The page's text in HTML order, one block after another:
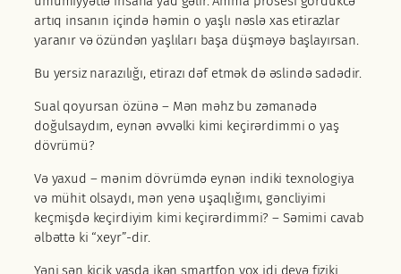
artıq insanın içində həmin o yaşlı nəslə xas etirazlar
yaranır və özündən yaşlıları başa düşməyə başlayırsan.
Bu yersiz narazılığı, etirazı dəf etmək də əslində sadədir.
Sual qoyursan özünə – Mən məhz bu zəmanədə
doğulsaydım, eynən əvvəlki kimi keçirərdimmi o yaş
dövrümü?
Və yaxud – mənim dövrümdə eynən indiki texnologiya
və mühit olsaydı, mən yenə uşaqlığımı, gəncliyimi
keçmişdə keçirdiyim kimi keçirərdimmi? – Səmimi cavab
əlbəttə ki “xeyr”-dir.
Yəni sən kiçik yaşda ikən smartfon yox idi deyə fiziki